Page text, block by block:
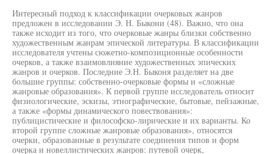
Интересный подход к классификации очерковых жанров
предложен в исследовании Э. Н. Быкони (48). Важно, что она
также исходит из того, что очерковые жанры близки собственно
художественным жанрам эпической литературы. В классификации
исследователя учтены сюжетно-композиционные особенности
очерков, а также взаимовлияние художественных эпических
жанров и очерков. Последние Э.Н. Быконя разделяет на две
большие группы: собственно-очерковые формы и «сложные
жанровые образования». К первой группе исследователь относит
физиологические, эскизы, этнографические, бытовые, пейзажные,
а также «формы динамического повествования»:
публицистические и философско-лирические и их варианты. Ко
второй группе сложные жанровые образования», относятся
очерки, образованные в результате соединения типов и форм
очерка и новеллистических жанров: путевой очерк,